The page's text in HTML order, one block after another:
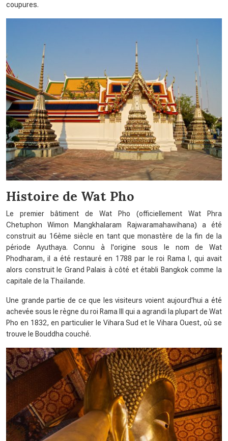
coupures.
Histoire de Wat Pho
Le premier bâtiment de Wat Pho (officiellement Wat Phra
Chetuphon Wimon Mangkhalaram Rajwaramahawihana) a été
construit au 16ème siècle en tant que monastère de la fin de la
période Ayuthaya. Connu à l'origine sous le nom de Wat
Phodharam, il a été restauré en 1788 par le roi Rama I, qui avait
alors construit le Grand Palais à côté et établi Bangkok comme la
capitale de la Thaïlande.
Une grande partie de ce que les visiteurs voient aujourd'hui a été
achevée sous le règne du roi Rama III qui a agrandi la plupart de Wat
Pho en 1832, en particulier le Vihara Sud et le Vihara Ouest, où se
trouve le Bouddha couché.